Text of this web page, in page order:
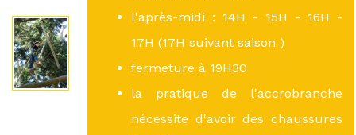
l'après-midi : 14H - 15H - 16H -
17H (17H suivant saison )
fermeture à 19H30
la pratique de l'accrobranche
nécessite d'avoir des chaussures